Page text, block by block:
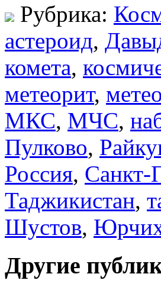
Рубрика:
астероид,
комета,
метеорит,
МКС, МЧС,
Пулково,
Россия, Санкт-
Таджикистан,
Шустов,
Другие